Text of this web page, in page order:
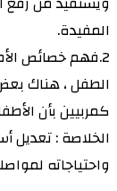
المفيدة.
2.فهم خصائص
الطفل ، هناك
كمربيين بأن
الخلاصة :
واحتياجاته